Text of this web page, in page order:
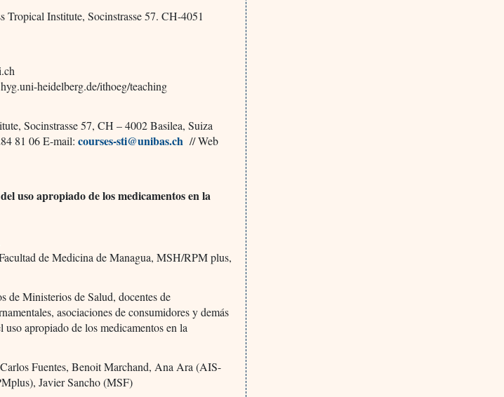
Tropical Institute, Socinstrasse 57. CH-4051
heidelberg.de/ithoeg/teaching
Socinstrasse 57, CH – 4002 Basilea, Suiza
81 06 E-mail:courses-sti@unibas.ch // Web
uso apropiado de los medicamentos en la
de Medicina de Managua, MSH/RPM plus,
de Ministerios de Salud, docentes de
asociaciones de consumidores y demás
uso apropiado de los medicamentos en la
Fuentes, Benoit Marchand, Ana Ara (AIS-
Javier Sancho (MSF)